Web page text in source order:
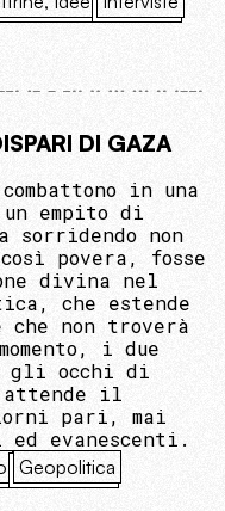
DI GAZA
in una
empito di
sorridendo non
così povera, fosse
divina nel
che estende
non troverà
i due
gli occhi di
attende il
pari, mai
evanescenti.
Geopolitica